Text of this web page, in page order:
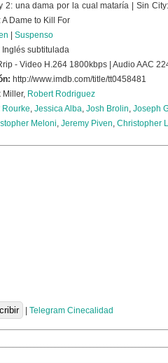
2: una dama por la cual mataría | Sin
Dame to Kill For
Suspenso
Inglés subtitulada
- Video H.264 1800kbps | Audio AAC
http://www.imdb.com/title/tt0458481
Miller, Robert Rodriguez
Rourke, Jessica Alba,Josh Brolin,Joseph
Meloni, Jeremy Piven, Christopher
Telegram Cinecalidad